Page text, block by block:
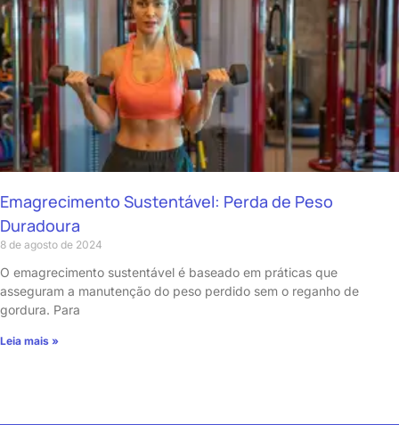
Emagrecimento Sustentável: Perda de Peso
Duradoura
8 de agosto de 2024
O emagrecimento sustentável é baseado em práticas que
asseguram a manutenção do peso perdido sem o reganho de
gordura. Para
Leia mais »